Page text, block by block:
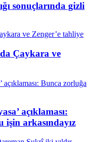
sonuçlarında gizli
Çaykara ve
açıklaması:
arkasındayız